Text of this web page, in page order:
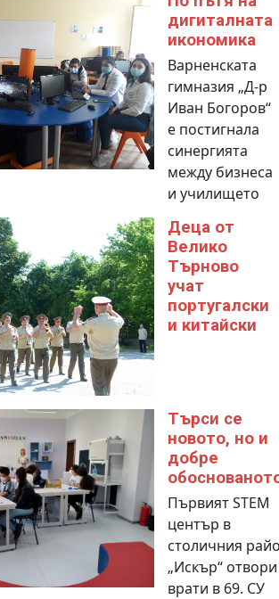
дигиталната
икономика
Варненската
гимназия „Д-р
Иван Богоров“
е постигнала
синергията
между бизнеса
и училището
Деца от
Велико
Търново
учат
португалски
и китайски
Търси се
новото, но и
добре
Първият STEM
център в
столичния
„Искър“ отвори
врати в 69. СУ